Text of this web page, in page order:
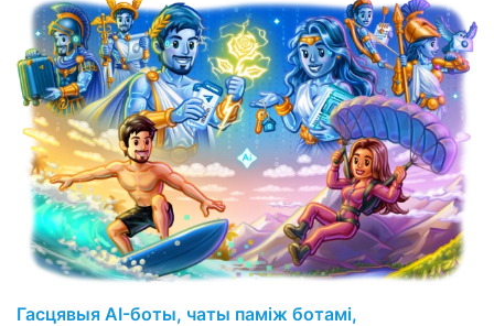
Гасцявыя AI-боты, чаты паміж ботамі,